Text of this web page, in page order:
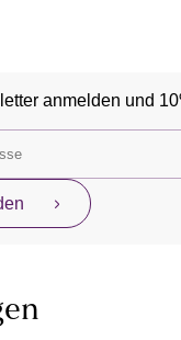
anmelden und